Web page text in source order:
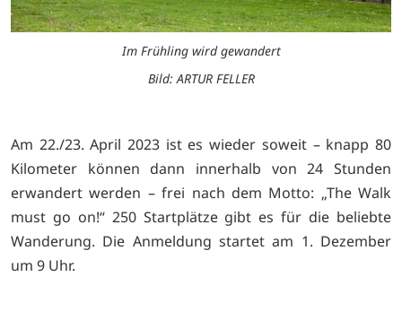
Im Frühling wird gewandert
Bild: ARTUR FELLER
Am 22./23. April 2023 ist es wieder soweit – knapp 80
Kilometer können dann innerhalb von 24 Stunden
erwandert werden – frei nach dem Motto: „The Walk
must go on!“ 250 Startplätze gibt es für die beliebte
Wanderung. Die Anmeldung startet am 1. Dezember
um 9 Uhr.